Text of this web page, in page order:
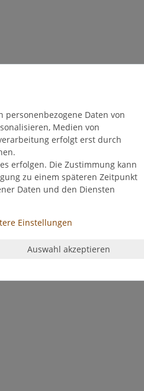
Daten von
Medien von
erfolgt erst durch
erfolgen. Die Zustimmung kann
zu einem späteren Zeitpunkt
Daten und den Diensten
Einstellungen
Auswahl akzeptieren